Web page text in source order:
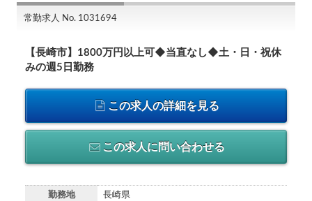
常勤求人 No. 1031694
【長崎市】1800万円以上可◆当直なし◆土・日・祝休
みの週5日勤務
この求人の詳細を見る
この求人に問い合わせる
勤務地 長崎県